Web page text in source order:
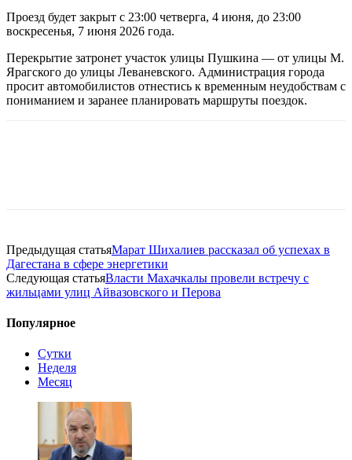
Проезд будет закрыт с 23:00 четверга, 4 июня, до 23:00
воскресенья, 7 июня 2026 года.
Перекрытие затронет участок улицы Пушкина — от улицы М.
Ярагского до улицы Леваневского. Администрация города
просит автомобилистов отнестись к временным неудобствам с
пониманием и заранее планировать маршруты поездок.
Предыдущая статьяМарат Шихалиев рассказал об успехах в
Дагестана в сфере энергетики
Следующая статьяВласти Махачкалы провели встречу с
жильцами улиц Айвазовского и Перова
Популярное
Сутки
Неделя
Месяц